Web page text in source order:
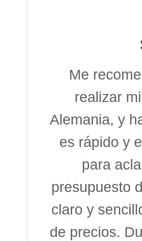
Me
realizar
Alemania, y
es rápido y
para
presupuesto
claro y
de precios.